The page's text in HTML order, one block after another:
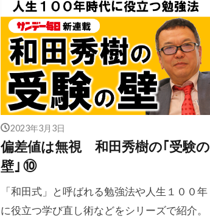
2023年3月3日
偏差値は無視 和田秀樹の｢受験の
壁｣ ⑩
「和田式」と呼ばれる勉強法や人生１００年
に役立つ学び直し術などをシリーズで紹介。